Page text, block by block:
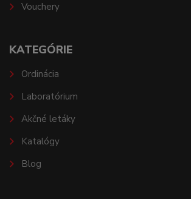
Vouchery
KATEGÓRIE
Ordinácia
Laboratórium
Akčné letáky
Katalógy
Blog